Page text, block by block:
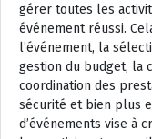
gérer toutes les
événement réussi.
l’événement, la
gestion du budget, la
coordination des
sécurité et bien plus
d’événements vise à